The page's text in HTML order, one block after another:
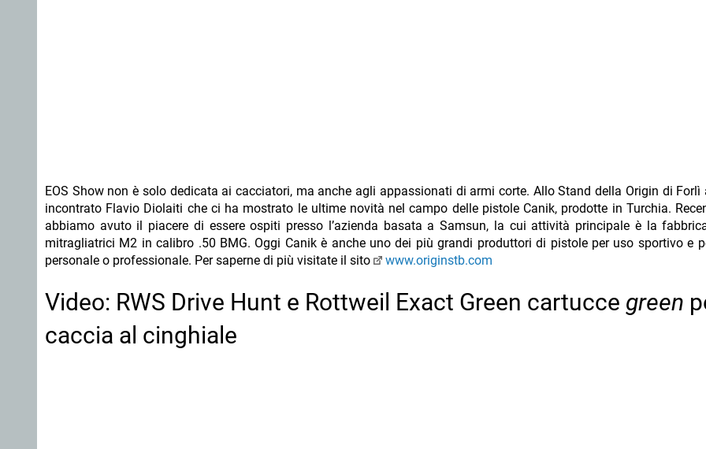
EOS Show non è solo dedicata ai cacciatori, ma anche agli appassionati di armi corte. Allo Stand della Origin di Forlì
incontrato Flavio Diolaiti che ci ha mostrato le ultime novità nel campo delle pistole Canik, prodotte in Turchia.
abbiamo avuto il piacere di essere ospiti presso l’azienda basata a Samsun, la cui attività principale è la
mitragliatrici M2 in calibro .50 BMG. Oggi Canik è anche uno dei più grandi produttori di pistole per uso sportivo e
personale o professionale. Per saperne di più visitate il sito
www.originstb.com
Video: RWS Drive Hunt e Rottweil Exact Green cartucce green
caccia al cinghiale